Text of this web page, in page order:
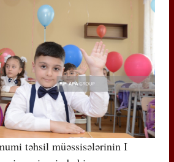
təhsil müəssisələrinin I